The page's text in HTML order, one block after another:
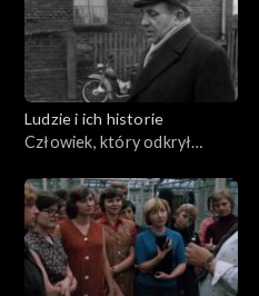
Ludzie i ich historie
Człowiek, który odkrył